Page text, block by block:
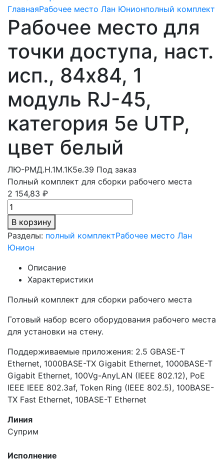
ГлавнаяРабочее место Лан Юнионполный комплект
Рабочее место для
точки доступа, наст.
исп., 84х84, 1
модуль RJ-45,
категория 5e UTP,
цвет белый
ЛЮ-РМД.Н.1М.1К5e.39 Под заказ
Полный комплект для сборки рабочего места
2 154,83 ₽
В корзину
Разделы: полный комплектРабочее место Лан
Юнион
Описание
Характеристики
Полный комплект для сборки рабочего места
Готовый набор всего оборудования рабочего места
для установки на стену.
Поддерживаемые приложения: 2.5 GBASE-Т
Ethernet, 1000BASE-TX Gigabit Ethernet, 1000BASE-T
Gigabit Ethernet, 100Vg-AnyLAN (IEEE 802.12), PoE
IEEE IEEE 802.3af, Token Ring (IEEE 802.5), 100BASE-
TX Fast Ethernet, 10BASE-T Ethernet
Линия
Суприм
Исполнение